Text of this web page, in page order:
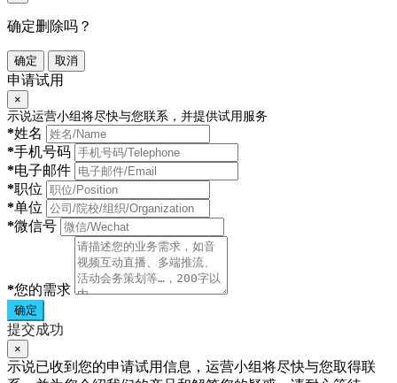
确定删除吗？
确定 取消
申请试用
×
示说运营小组将尽快与您联系，并提供试用服务
*姓名
*手机号码
*电子邮件
*职位
*单位
*微信号
*您的需求
确定
提交成功
×
示说已收到您的申请试用信息，运营小组将尽快与您取得联